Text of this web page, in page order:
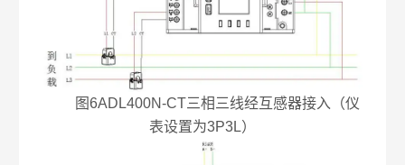
图6ADL400N-CT三相三线经互感器接入（仪
表设置为3P3L）